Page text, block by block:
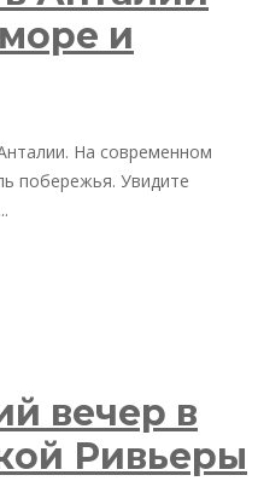
и
На современном
побережья. Увидите
вечер в
Ривьеры